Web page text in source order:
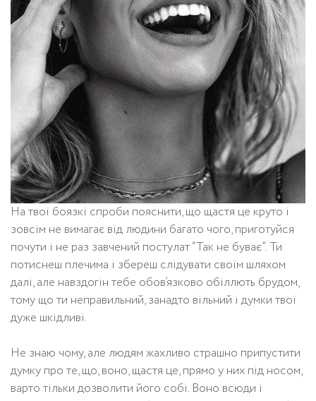
На твої боязкі спроби пояснити, що щастя це круто і
зовсім не вимагає від людини багато чого, приготуйся
почути і не раз завчений постулат “Так не буває”. Ти
потиснеш плечима і збереш слідувати своїм шляхом
далі, але навздогін тебе обов’язково обіллють брудом,
тому що ти неправильний, занадто вільний і думки твої
дуже шкідливі.
Не знаю чому, але людям жахливо страшно припустити
думку про те, що, воно, щастя це, прямо у них під носом,
варто тільки дозволити його собі. Воно всюди і